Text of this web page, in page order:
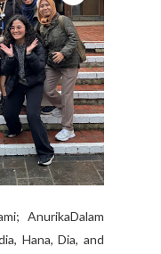
AnurikaDalam
Hana, Dia, and